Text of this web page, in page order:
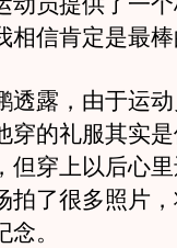
相信肯定是最棒
露，由于运动
穿的礼服其实
但穿上以后心
拍了很多照片
。